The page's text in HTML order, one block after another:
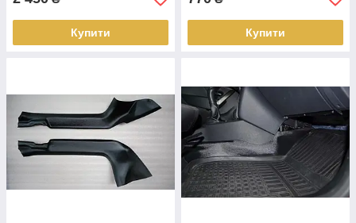
Купити Купити